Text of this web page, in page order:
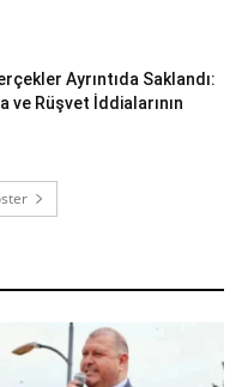
Ayrıntıda Saklandı:
ve Rüşvet İddialarının